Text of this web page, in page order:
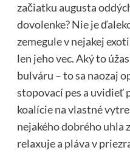
začiatku augusta
dovolenke? Nie je
zemegule v nejakej
len jeho vec. Aký to
bulváru – to sa naozaj
stopovací pes a uvidieť
koalície na vlastné
nejakého dobrého uhla
relaxuje a pláva v